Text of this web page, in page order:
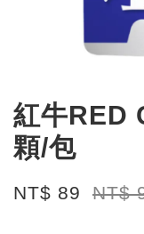
紅牛RED
顆/包
NT$ 89 NT$